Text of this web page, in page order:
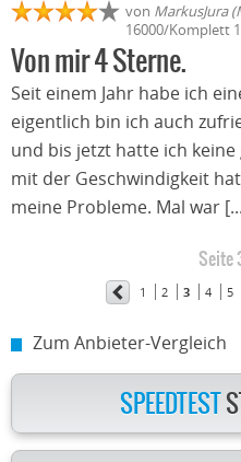
von MarkusJura
16000/Komplett
Von mir 4 Sterne.
Seit einem Jahr habe ich
eigentlich bin ich auch
und bis jetzt hatte ich
mit der Geschwindigkeit
meine Probleme. Mal war
Seite
1 2 3 4 5
Zum Anbieter-Vergleich
SPEEDTEST